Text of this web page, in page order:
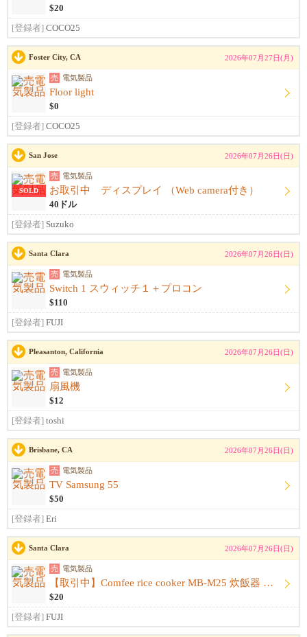
$20
[登録者] COCO25
Foster City, CA 2026年07月27日(月)
売 電気製品
Floor light
$0
[登録者] COCO25
San Jose 2026年07月26日(日)
SOLD
売 電気製品
お取引中 ディスプレイ （Web camera付き）
40ドル
[登録者] Suzuko
Santa Clara 2026年07月26日(日)
売 電気製品
Switch 1 スウィッチ１＋プロコン
$110
[登録者] FUJI
Pleasanton, California 2026年07月26日(日)
売 電気製品
扇風機
$12
[登録者] toshi
Brisbane, CA 2026年07月26日(日)
売 電気製品
TV Samsung 55
$50
[登録者] Eri
Santa Clara 2026年07月26日(日)
売 電気製品
【取引中】Comfee rice cooker MB-M25 炊飯器 低温調理器
$20
[登録者] FUJI